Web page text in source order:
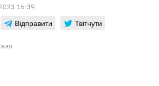
16:39
Відправити Твітнути